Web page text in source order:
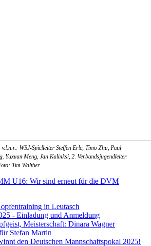
WSJ-Spielleiter Steffen Erle, Timo Zhu, Paul
Yuxuan Meng, Jan Kalinksi, 2. Verbandsjugendleiter
Tim Walther
U16: Wir sind erneut für die DVM
in Leutasch
- Einladung und Anmeldung
Meisterschaft: Dinara Wagner
Stefan Martin
den Deutschen Mannschaftspokal 2025!